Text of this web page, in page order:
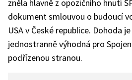
zněla hlavně z opozičního hnutí
dokument smlouvou o budoucí
USA v České republice. Dohoda
jednostranně výhodná pro
podřízenou stranou.